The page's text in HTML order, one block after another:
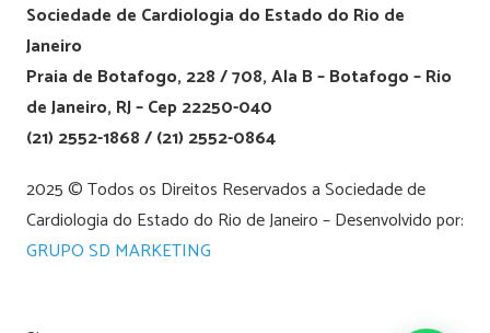
Sociedade de Cardiologia do Estado do Rio de
Janeiro
Praia de Botafogo, 228 / 708, Ala B – Botafogo – Rio
de Janeiro, RJ – Cep 22250-040
(21) 2552-1868 / (21) 2552-0864
2025 © Todos os Direitos Reservados a Sociedade de
Cardiologia do Estado do Rio de Janeiro – Desenvolvido por:
GRUPO SD MARKETING